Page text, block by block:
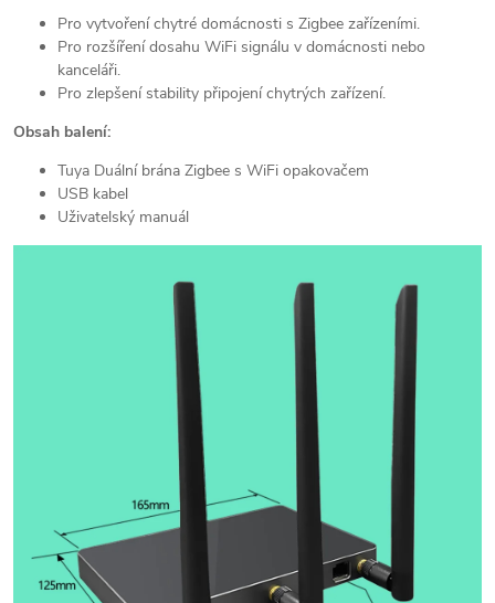
Pro vytvoření chytré domácnosti s Zigbee zařízeními.
Pro rozšíření dosahu WiFi signálu v domácnosti nebo
kanceláři.
Pro zlepšení stability připojení chytrých zařízení.
Obsah balení:
Tuya Duální brána Zigbee s WiFi opakovačem
USB kabel
Uživatelský manuál